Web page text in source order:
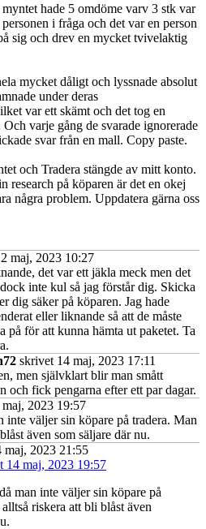
hade 5 omdöme varv 3 stk var
i fråga och det var en person
sig och drev en mycket tvivelaktig
mycket dåligt och lyssnade absolut
under deras
var ett skämt och det tog en
varje gång de svarade ignorerade
svar från en mall. Copy paste.
och Tradera stängde av mitt konto.
research på köparen är det en okej
några problem. Uppdatera gärna oss
maj, 2023 10:27
det var ett jäkla meck men det
inte kul så jag förstår dig. Skicka
dig säker på köparen. Jag hade
eller liknande så att de måste
på för att kunna hämta ut paketet. Ta
skrivet 14 maj, 2023 17:11
men självklart blir man smått
och fick pengarna efter ett par dagar.
2023 19:57
inte väljer sin köpare på tradera. Man
även som säljare där nu.
maj, 2023 21:55
14 maj, 2023 19:57
man inte väljer sin köpare på
riskera att bli blåst även